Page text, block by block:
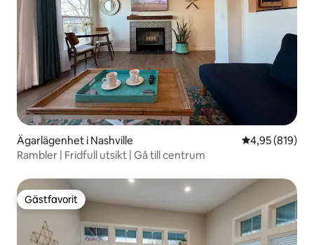
Ägarlägenhet i Nashville 4,95 av 5 i
4,95 (819)
Rambler | Fridfull utsikt | Gå till centrum
Gästfavorit
Gästfavorit